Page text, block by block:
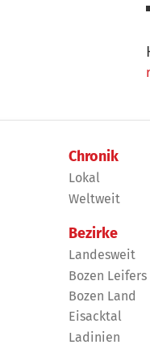
Chronik
Lokal
Weltweit
Bezirke
Landesweit
Bozen Leifers
Bozen Land
Eisacktal
Ladinien